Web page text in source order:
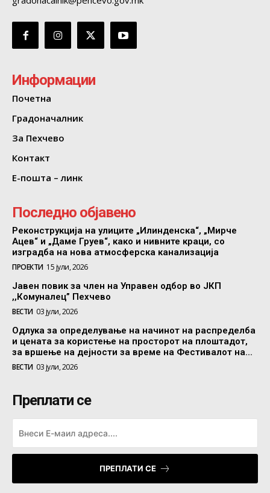
Информации
Почетна
Градоначалник
За Пехчево
Контакт
Е-пошта – линк
Последно објавено
Реконструкција на улиците „Илинденска“, „Мирче
Ацев“ и „Даме Груев“, како и нивните краци, со
изградба на нова атмосферска канализација
ПРОЕКТИ 15 јули, 2026
Јавен повик за член на Управен одбор во ЈКП
,,Комуналец” Пехчево
ВЕСТИ 03 јули, 2026
Одлука за определување на начинот на распределба
и цената за користење на просторот на плоштадот,
за вршење на дејности за време на Фестивалот на...
ВЕСТИ 03 јули, 2026
Преплати се
ПРЕПЛАТИ СЕ